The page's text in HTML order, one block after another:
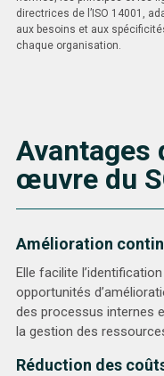
directrices de l’ISO 14001,
aux besoins et aux
chaque organisation.
Avantages
œuvre du
Amélioration
Elle facilite
opportunités
des processus internes
la gestion des
Réduction des